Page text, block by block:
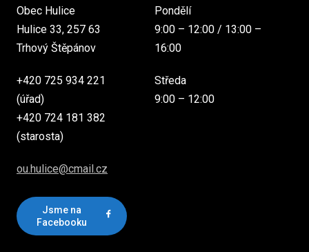
Obec Hulice
Hulice 33, 257 63
Trhový Štěpánov
+420 725 934 221
(úřad)
+420 724 181 382
(starosta)
ou.hulice@cmail.cz
Jsme na
Facebooku
Pondělí
9:00 – 12:00 / 13:00 –
16:00
Středa
9:00 – 12:00